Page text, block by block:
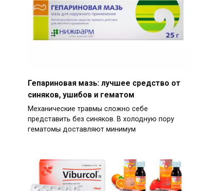
Гепариновая мазь: лучшее средство от
синяков, ушибов и гематом
Механические травмы сложно себе
представить без синяков. В холодную пору
гематомы доставляют минимум